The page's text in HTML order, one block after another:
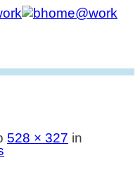
528 × 327 in